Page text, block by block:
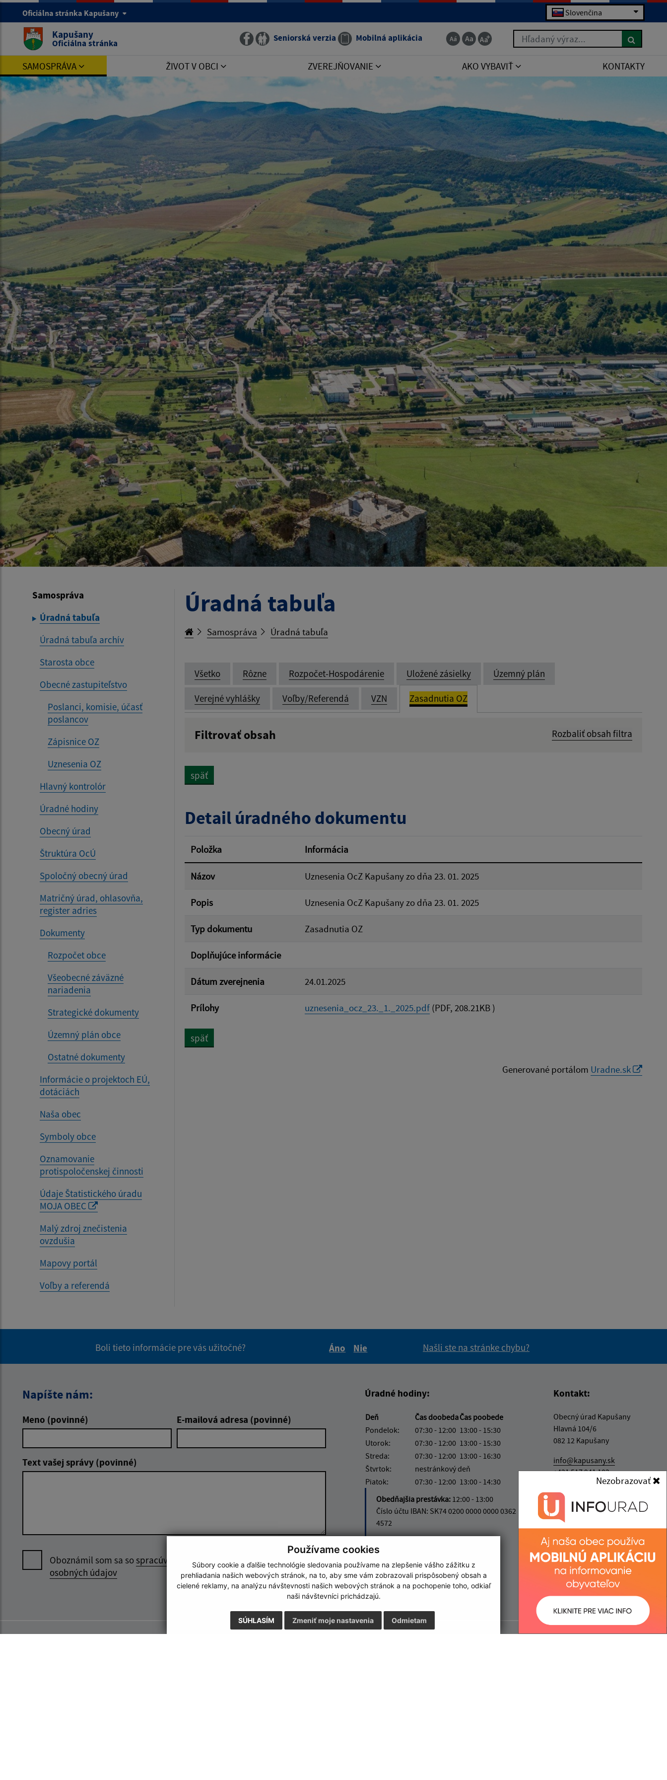
Používame cookies
Súbory cookie a ďalšie technológie sledovania používame na zlepšenie vášho zážitku z
prehliadania našich webových stránok, na to, aby sme vám zobrazovali prispôsobený obsah a
cielené reklamy, na analýzu návštevnosti našich webových stránok a na pochopenie toho, odkiaľ
naši návštevníci prichádzajú.
SÚHLASÍM Odmietam
Zmeniť moje nastavenia
Nezobrazovať
Oficiálna stránka Kapušany Slovenčina
Kapušany
Oficiálna stránka Seniorská verzia Mobilná aplikácia Hľadaný výraz...
SAMOSPRÁVA ŽIVOT V OBCI ZVEREJŇOVANIE AKO VYBAVIŤ KONTAKTY
Samospráva
Úradná tabuľa
Úradná tabuľa archív
Starosta obce
Obecné zastupiteľstvo
Poslanci, komisie, účasť
poslancov
Zápisnice OZ
Uznesenia OZ
Hlavný kontrolór
Úradné hodiny
Obecný úrad
Štruktúra OcÚ
Spoločný obecný úrad
Matričný úrad, ohlasovňa,
register adries
Dokumenty
Rozpočet obce
Všeobecné záväzné
nariadenia
Strategické dokumenty
Územný plán obce
Ostatné dokumenty
Informácie o projektoch EÚ,
dotáciách
Naša obec
Symboly obce
Oznamovanie
protispoločenskej činnosti
Údaje Štatistického úradu
MOJA OBEC
Malý zdroj znečistenia
ovzdušia
Mapovy portál
Voľby a referendá
Úradná tabuľa
Samospráva Úradná tabuľa
Všetko Rôzne Rozpočet-Hospodárenie Uložené zásielky Územný plán
Verejné vyhlášky Voľby/Referendá VZN Zasadnutia OZ
Filtrovať obsah Rozbaliť obsah filtra
Filtrovať
späť
Detail úradného dokumentu
Položka Informácia
Názov Uznesenia OcZ Kapušany zo dňa 23. 01. 2025
Popis Uznesenia OcZ Kapušany zo dňa 23. 01. 2025
Typ dokumentu Zasadnutia OZ
Doplňujúce informácie
Dátum zverejnenia 24.01.2025
Prílohy uznesenia_ocz_23._1._2025.pdf (PDF, 208.21KB )
späť
Generované portálom Uradne.sk
Boli tieto informácie pre vás užitočné?
Áno
Nie
Našli ste na stránke chybu?
Napíšte nám:
Meno (povinné) E-mailová adresa (povinné)
Text vašej správy (povinné)
Oboznámil som sa sospracúvaním
osobných údajov
Google reCaptcha Response
Odoslať správu
Úradné hodiny:
Deň Čas doobedaČas poobede
Pondelok:
07:30 - 12:00 13:00 - 15:30
Utorok:
07:30 - 12:00 13:00 - 15:30
Streda:
07:30 - 12:00 13:00 - 16:30
Štvrtok:
nestránkový deň
Piatok:
07:30 - 12:00 13:00 - 14:30
Obedňajšia prestávka: 12:00 - 13:00
Číslo účtu IBAN: SK74 0200 0000 0000 0362
4572
Kontakt:
Obecný úrad Kapušany
Hlavná 104/6
082 12 Kapušany
info@kapusany.sk
+421 517 941 102
IČO: 00327239